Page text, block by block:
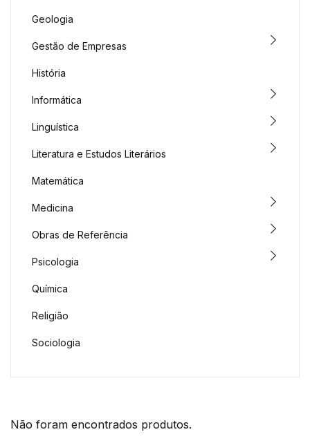
Não foram encontrados produtos.
Geologia
Gestão de Empresas
História
Informática
Linguística
Literatura e Estudos Literários
Matemática
Medicina
Obras de Referência
Psicologia
Química
Religião
Sociologia